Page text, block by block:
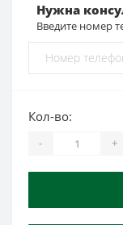
Нужна
Введите номер
Кол-во:
- +